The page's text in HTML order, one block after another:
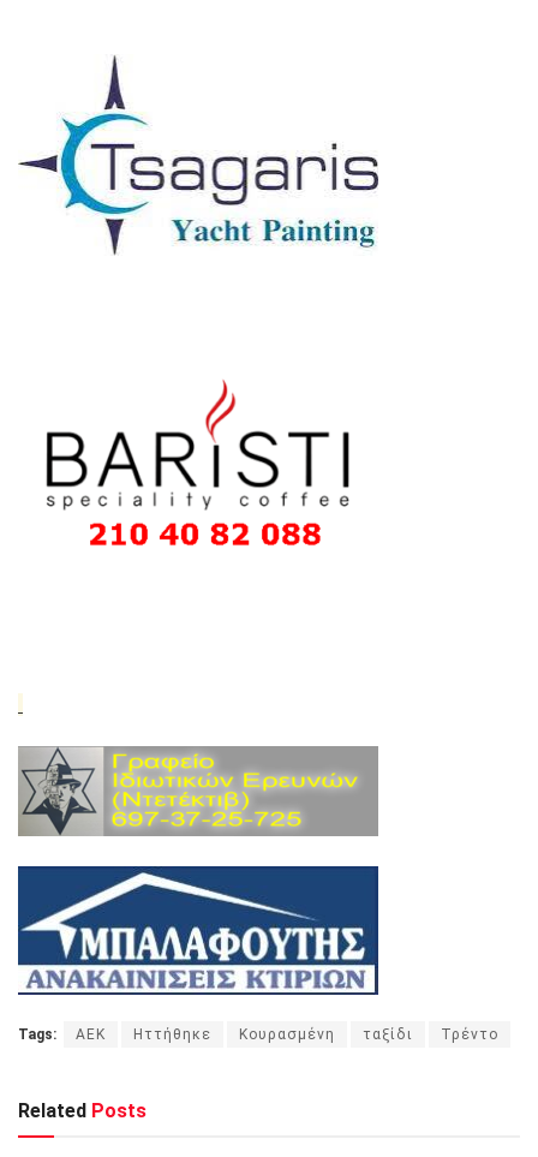
Tags: ΑΕΚ Ηττήθηκε Κουρασμένη ταξίδι Τρέντο
Related Posts